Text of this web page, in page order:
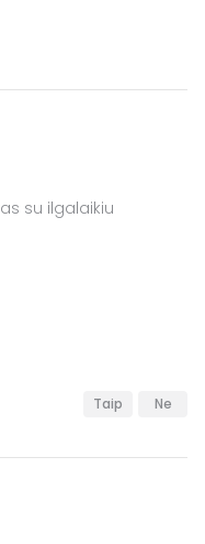
su ilgalaikiu
Taip Ne